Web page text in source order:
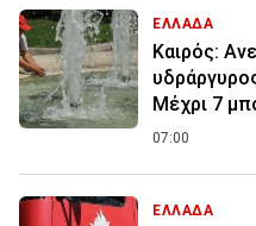
ΕΛΛΑΔΑ
Καιρός:
Μέχρι 7
07:00
ΕΛΛΑΔΑ